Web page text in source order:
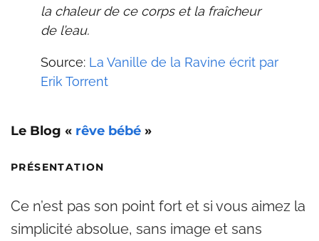
la chaleur de ce corps et la fraîcheur
de l’eau.
Source: La Vanille de la Ravine écrit par
Erik Torrent
Le Blog « rêve bébé »
PRÉSENTATION
Ce n’est pas son point fort et si vous aimez la
simplicité absolue, sans image et sans